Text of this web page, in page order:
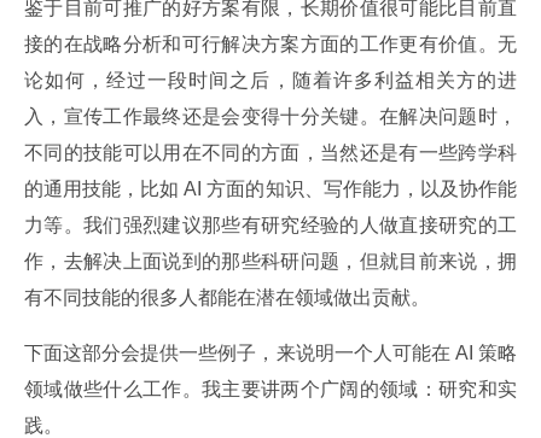
鉴于目前可推广的好方案有限，长期价值很可能比目前直
接的在战略分析和可行解决方案方面的工作更有价值。无
论如何，经过一段时间之后，随着许多利益相关方的进
入，宣传工作最终还是会变得十分关键。在解决问题时，
不同的技能可以用在不同的方面，当然还是有一些跨学科
的通用技能，比如 AI 方面的知识、写作能力，以及协作能
力等。我们强烈建议那些有研究经验的人做直接研究的工
作，去解决上面说到的那些科研问题，但就目前来说，拥
有不同技能的很多人都能在潜在领域做出贡献。
下面这部分会提供一些例子，来说明一个人可能在 AI 策略
领域做些什么工作。我主要讲两个广阔的领域：研究和实
践。